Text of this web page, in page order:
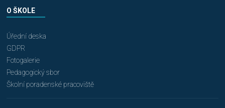
O ŠKOLE
Úřední deska
GDPR
Fotogalerie
Pedagogický sbor
Školní poradenské pracoviště